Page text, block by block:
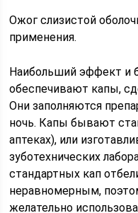
Ожог слизистой
применения.
Наибольший эффект и
обеспечивают капы,
Они заполняются
ночь. Капы бывают
аптеках), или
зуботехнических
стандартных кап
неравномерным,
желательно